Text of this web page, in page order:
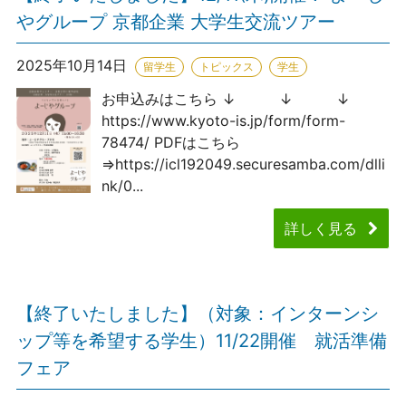
やグループ 京都企業 大学生交流ツアー
2025年10月14日 留学生 トピックス 学生
お申込みはこちら ↓ ↓ ↓
https://www.kyoto-is.jp/form/form-
78474/ PDFはこちら
⇒https://icl192049.securesamba.com/dlli
nk/0...
詳しく見る
【終了いたしました】（対象：インターンシ
ップ等を希望する学生）11/22開催 就活準備
フェア